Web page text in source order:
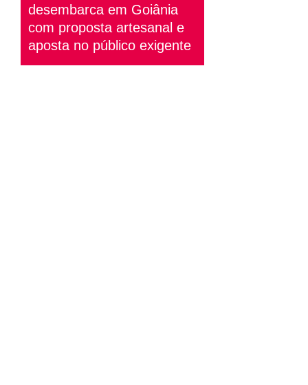
desembarca em Goiânia
com proposta artesanal e
aposta no público exigente